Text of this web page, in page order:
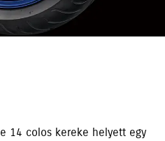
14 colos kereke helyett egy